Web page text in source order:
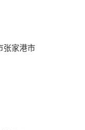
张家港市